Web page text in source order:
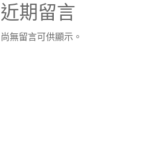
近期留言
尚無留言可供顯示。